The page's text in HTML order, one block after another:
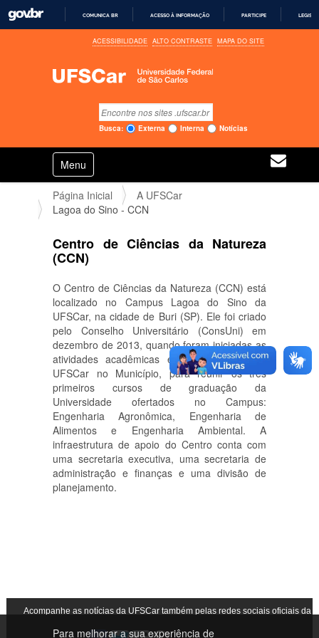
R
R
A
C
O
COMUNICA BR ACESSO À INFORMAÇÃO PARTICIPE
ACESSIBILIDADE ALTO CONTRASTE MAPA DO SITE
Para melhorar a sua experiência de
Busca
Busca Avançada…
Busca: Externa Interna Notícias
v
Toggle navigation
Página Inicial
A UFSCar
Lagoa do Sino - CCN
Centro de Ciências da Natureza
(CCN)
O Centro de Ciências da Natureza (CCN) está
localizado no Campus Lagoa do Sino da
UFSCar, na cidade de Buri (SP). Ele foi criado
pelo Conselho Universitário (ConsUni) em
dezembro de 2013, quando foram iniciadas as
atividades acadêmicas e administrativas da
UFSCar no Município, para reunir os três
primeiros cursos de graduação da
Universidade ofertados no Campus:
Engenharia Agronômica, Engenharia de
Alimentos e Engenharia Ambiental. A
infraestrutura de apoio do Centro conta com
uma secretaria executiva, uma secretaria de
administração e finanças e uma divisão de
planejamento.
Acompanhe as notícias da UFSCar também pelas redes sociais oficiais da